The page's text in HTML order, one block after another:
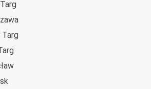
i paliwa oraz oferując wszystkim
zrekompensowania emisji
autobusem na trasie Nowy Targ -
zł, co sprawia, że podróż autobusem
od innych środków transportu.